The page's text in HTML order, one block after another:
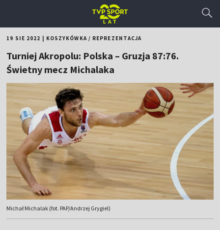
19 SIE 2022 KOSZYKÓWKA/ REPREZENTACJA
Turniej Akropolu: Polska – Gruzja 87:76.
Świetny mecz Michalaka
Michał Michalak (fot. PAP/Andrzej Grygiel)